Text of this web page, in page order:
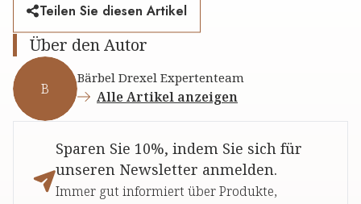
Teilen Sie diesen Artikel
Über den Autor
B
Bärbel Drexel Expertenteam
Alle Artikel anzeigen
Sparen Sie 10%, indem Sie sich für
unseren Newsletter anmelden.
Immer gut informiert über Produkte,